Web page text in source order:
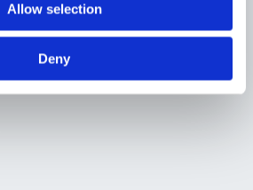
Allow selection
Deny